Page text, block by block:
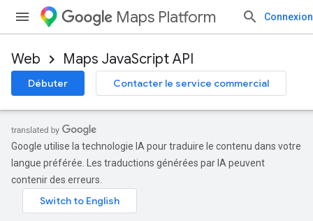
Maps Platform Connexion
Web Maps JavaScript API
Débuter Contacter le service commercial
Google utilise la technologie IA pour traduire le contenu dans votre
langue préférée. Les traductions générées par IA peuvent
contenir des erreurs.